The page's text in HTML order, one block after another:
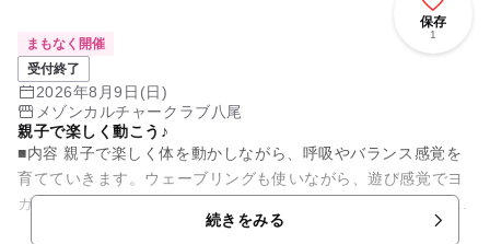
保存
1
まもなく開催
受付終了
2026年8月9日(日)
メゾンカルチャークラブ八尾
親子で楽しく動こう♪
■内容 親子で楽しく体を動かしながら、呼吸やバランス感覚を
育てていきます。ウェーブリングも使いながら、遊び感覚でヨ
ガを楽しみましょう。 ■日時 7/26・8/9(日) 各１回 12：4...
続きをみる